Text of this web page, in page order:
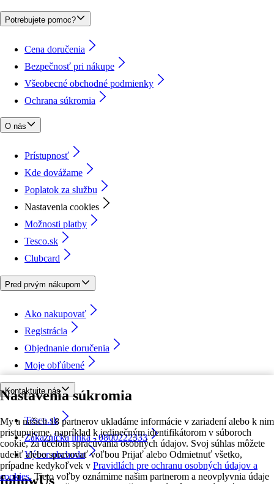
Nastavenia súkromia
My a našich 18 partnerov ukladáme informácie v zariadení alebo k nim
pristupujeme, napríklad k jedinečným identifikátorom v súboroch
cookie, za účelom spracúvania osobných údajov. Svoj súhlas môžete
udeliť alebo spravovať voľbou Prijať alebo Odmietnuť všetko,
prípadne kedykoľvek v Pravidlách pre ochranu osobných údajov a
cookies. Tieto voľby oznámime našim partnerom a neovplyvnia údaje
Potrebujete pomoc?
Cena doručenia
Bezpečnosť pri nákupe
Všeobecné obchodné podmienky
Ochrana súkromia
O nás
Prístupnosť
Kde dovážame
Poplatok za službu
Nastavenia cookies
Možnosti platby
Tesco.sk
Clubcard
Pred prvým nákupom
Ako nakupovať
Registrácia
Objednanie doručenia
Moje obľúbené
Kontaktujte nás
Tesco.sk
Zákaznícka linka - 0800222333
Výber obchodu
followUs